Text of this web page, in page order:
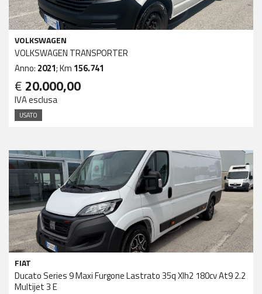
VOLKSWAGEN
VOLKSWAGEN TRANSPORTER
Anno: 2021; Km 156.741
€ 20.000,00
IVA esclusa
USATO
FIAT
Ducato Series 9 Maxi Furgone Lastrato 35q Xlh2 180cv At9 2.2
Multijet 3 E